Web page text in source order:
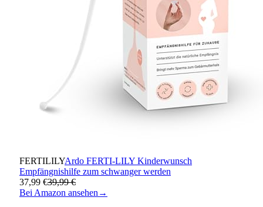
FERTILILYArdo FERTI-LILY Kinderwunsch
Empfängnishilfe zum schwanger werden
37,99 €39,99 €
Bei Amazon ansehen →